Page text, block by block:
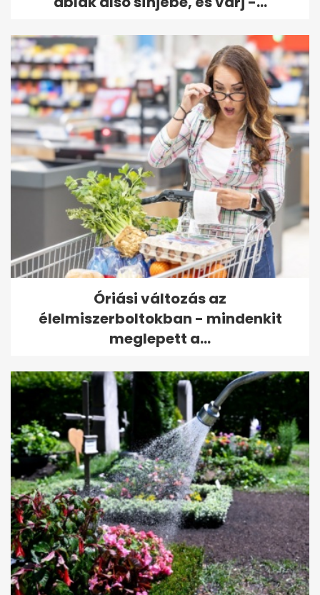
Óriási változás az
élelmiszerboltokban - mindenkit
meglepett a...